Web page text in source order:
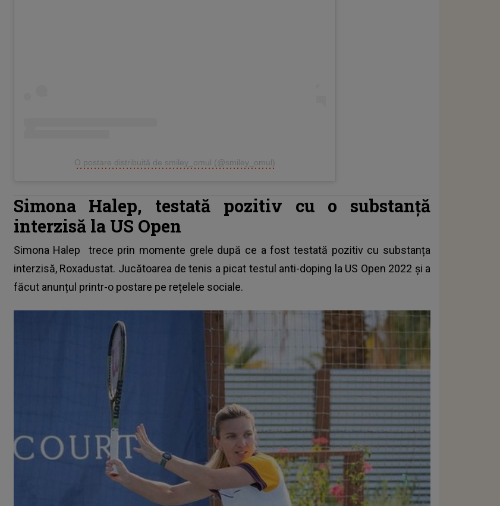
O postare distribuită de smiley_omul (@smiley_omul)
Simona Halep, testată pozitiv cu o substanță
interzisă la US Open
Simona Halep
trece prin momente grele după ce a fost testată pozitiv cu substanța
interzisă, Roxadustat. Jucătoarea de tenis a picat testul anti-doping la US Open 2022 și a
făcut anunțul printr-o postare pe rețelele sociale.